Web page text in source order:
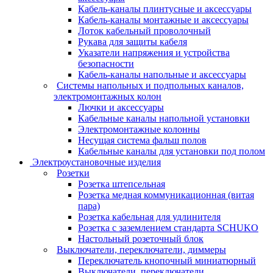
Кабель-каналы плинтусные и аксессуары
Кабель-каналы монтажные и аксессуары
Лоток кабельный проволочный
Рукава для защиты кабеля
Указатели напряжения и устройства
безопасности
Кабель-каналы напольные и аксессуары
Системы напольных и подпольных каналов,
электромонтажных колон
Лючки и аксессуары
Кабельные каналы напольной установки
Электромонтажные колонны
Несущая система фальш полов
Кабельные каналы для установки под полом
Электроустановочные изделия
Розетки
Розетка штепсельная
Розетка медная коммуникационная (витая
пара)
Розетка кабельная для удлинителя
Розетка с заземлением стандарта SCHUKO
Настольный розеточный блок
Выключатели, переключатели, диммеры
Переключатель кнопочный миниатюрный